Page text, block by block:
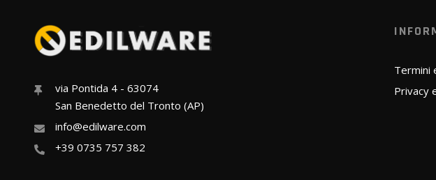
via Pontida 4 - 63074
San Benedetto del Tronto (AP)
info@edilware.com
+39 0735 757 382
Termini
Privacy